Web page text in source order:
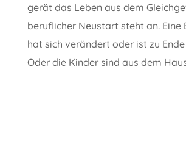
gerät das Leben aus dem
beruflicher Neustart steht an. Eine
hat sich verändert oder ist zu
Oder die Kinder sind aus dem